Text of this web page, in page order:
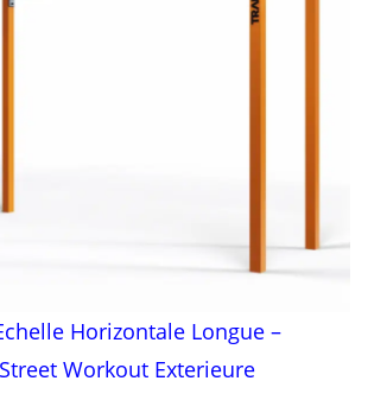
Horizontale Longue –
Workout Exterieure